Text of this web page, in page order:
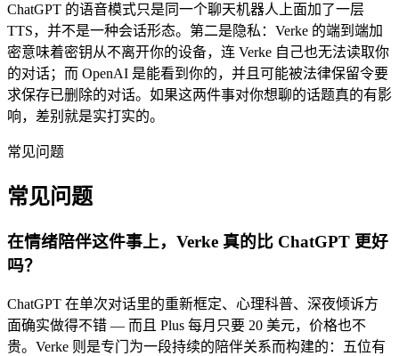
ChatGPT 的语音模式只是同一个聊天机器人上面加了一层
TTS，并不是一种会话形态。第二是隐私：Verke 的端到端加
密意味着密钥从不离开你的设备，连 Verke 自己也无法读取你
的对话；而 OpenAI 是能看到你的，并且可能被法律保留令要
求保存已删除的对话。如果这两件事对你想聊的话题真的有影
响，差别就是实打实的。
常见问题
常见问题
在情绪陪伴这件事上，Verke 真的比 ChatGPT 更好
吗？
ChatGPT 在单次对话里的重新框定、心理科普、深夜倾诉方
面确实做得不错 — 而且 Plus 每月只要 20 美元，价格也不
贵。Verke 则是专门为一段持续的陪伴关系而构建的：五位有